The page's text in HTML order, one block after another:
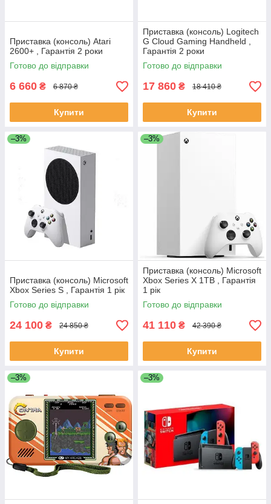
Приставка (консоль) Atari
2600+ , Гарантія 2 роки
Готово до відправки
6 660 ₴ 6 870 ₴
Купити
Приставка (консоль) Logitech
G Cloud Gaming Handheld ,
Гарантія 2 роки
Готово до відправки
17 860 ₴ 18 410 ₴
Купити
–3%
Приставка (консоль) Microsoft
Xbox Series S , Гарантія 1 рік
Готово до відправки
24 100 ₴ 24 850 ₴
Купити
–3%
Приставка (консоль) Microsoft
Xbox Series X 1TB , Гарантія
1 рік
Готово до відправки
41 110 ₴ 42 390 ₴
Купити
–3% –3%